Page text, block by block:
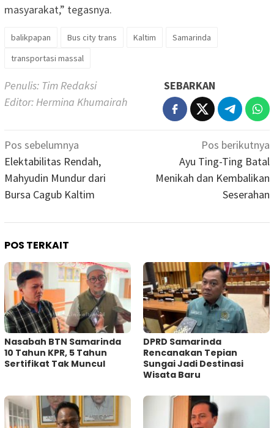
masyarakat,” tegasnya.
balikpapan Bus city trans Kaltim
Samarinda
transportasi massal
Penulis: Tim Redaksi
Editor: Hermina Khumairah
SEBARKAN
Navigasi
pos
Pos sebelumnya
Elektabilitas Rendah,
Mahyudin Mundur dari
Bursa Cagub Kaltim
Pos berikutnya
Ayu Ting-Ting Batal
Menikah dan Kembalikan
Seserahan
POS TERKAIT
Nasabah BTN Samarinda
10 Tahun KPR, 5 Tahun
Sertifikat Tak Muncul
DPRD Samarinda
Rencanakan Tepian
Sungai Jadi Destinasi
Wisata Baru